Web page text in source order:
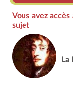
Vous avez
sujet
La